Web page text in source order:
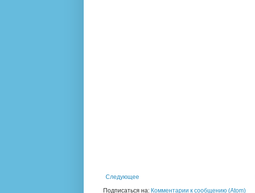
Следующее
Подписаться на: Комментарии к сообщению (Atom)